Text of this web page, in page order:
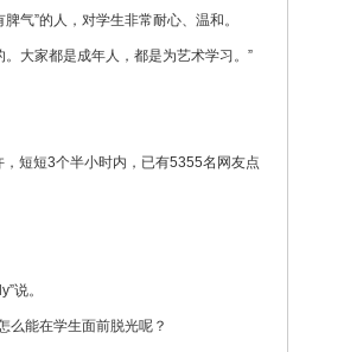
气”的人，对学生非常耐心、温和。
大家都是成年人，都是为艺术学习。”
短短3个半小时内，已有5355名网友点
说。
么能在学生面前脱光呢？